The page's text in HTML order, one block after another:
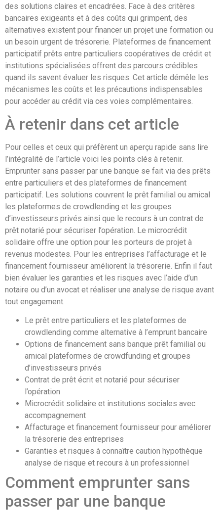
des solutions claires et encadrées. Face à des critères
bancaires exigeants et à des coûts qui grimpent, des
alternatives existent pour financer un projet une formation ou
un besoin urgent de trésorerie. Plateformes de financement
participatif prêts entre particuliers coopératives de crédit et
institutions spécialisées offrent des parcours crédibles
quand ils savent évaluer les risques. Cet article démêle les
mécanismes les coûts et les précautions indispensables
pour accéder au crédit via ces voies complémentaires.
À retenir dans cet article
Pour celles et ceux qui préfèrent un aperçu rapide sans lire
l’intégralité de l’article voici les points clés à retenir.
Emprunter sans passer par une banque se fait via des prêts
entre particuliers et des plateformes de financement
participatif. Les solutions couvrent le prêt familial ou amical
les plateformes de crowdlending et les groupes
d’investisseurs privés ainsi que le recours à un contrat de
prêt notarié pour sécuriser l’opération. Le microcrédit
solidaire offre une option pour les porteurs de projet à
revenus modestes. Pour les entreprises l’affacturage et le
financement fournisseur améliorent la trésorerie. Enfin il faut
bien évaluer les garanties et les risques avec l’aide d’un
notaire ou d’un avocat et réaliser une analyse de risque avant
tout engagement.
Le prêt entre particuliers et les plateformes de
crowdlending comme alternative à l’emprunt bancaire
Options de financement sans banque prêt familial ou
amical plateformes de crowdfunding et groupes
d’investisseurs privés
Contrat de prêt écrit et notarié pour sécuriser
l’opération
Microcrédit solidaire et institutions sociales avec
accompagnement
Affacturage et financement fournisseur pour améliorer
la trésorerie des entreprises
Garanties et risques à connaître caution hypothèque
analyse de risque et recours à un professionnel
Comment emprunter sans
passer par une banque